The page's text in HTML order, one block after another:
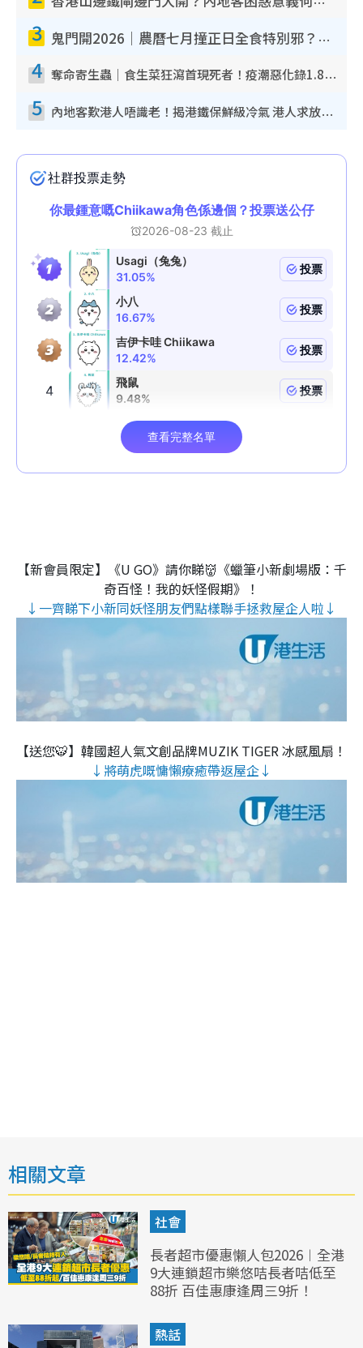
3 鬼門開2026｜農曆七月撞正日全食特別邪？專家警告切忌做一事！揭4大禁忌+2招保平安
4 奪命寄生蟲｜食生菜狂瀉首現死者！疫潮惡化錄1.8萬宗病例 揭洗菜3大謬誤
5 內地客歎港人唔識老！揭港鐵保鮮級冷氣 港人求放過：咪投訴
【新會員限定】《U GO》請你睇👹《蠟筆小新劇場版：千
奇百怪！我的妖怪假期》！
↓一齊睇下小新同妖怪朋友們點樣聯手拯救屋企人啦↓
【送您🐯】韓國超人氣文創品牌MUZIK TIGER 冰感風扇！
↓將萌虎嘅慵懶療癒帶返屋企↓
相關文章
社會
長者超市優惠懶人包2026︱全港
9大連鎖超市樂悠咭長者咭低至
88折 百佳惠康逢周三9折！
熱話